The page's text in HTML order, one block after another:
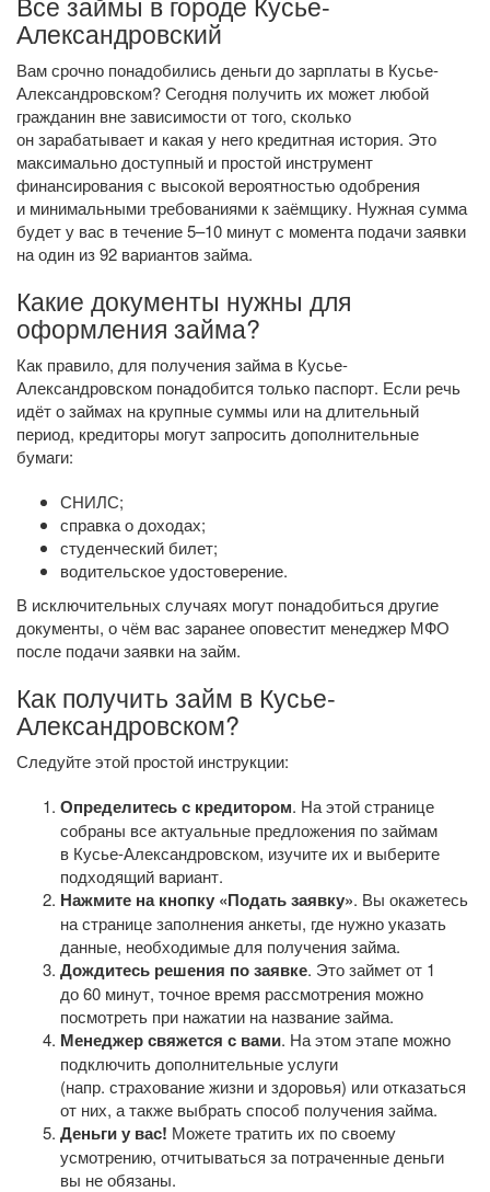
Александровский
Вам срочно понадобились деньги до зарплаты в Кусье-
Александровском? Сегодня получить их может любой
гражданин вне зависимости от того, сколько
он зарабатывает и какая у него кредитная история. Это
максимально доступный и простой инструмент
финансирования с высокой вероятностью одобрения
и минимальными требованиями к заёмщику. Нужная сумма
будет у вас в течение 5–10 минут с момента подачи заявки
на один из 92 вариантов займа.
Какие документы нужны для
оформления займа?
Как правило, для получения займа в Кусье-
Александровском понадобится только паспорт. Если речь
идёт о займах на крупные суммы или на длительный
период, кредиторы могут запросить дополнительные
бумаги:
СНИЛС;
справка о доходах;
студенческий билет;
водительское удостоверение.
В исключительных случаях могут понадобиться другие
документы, о чём вас заранее оповестит менеджер МФО
после подачи заявки на займ.
Как получить займ в Кусье-
Александровском?
Следуйте этой простой инструкции:
Определитесь с кредитором. На этой странице
собраны все актуальные предложения по займам
в Кусье-Александровском, изучите их и выберите
подходящий вариант.
Нажмите на кнопку «Подать заявку». Вы окажетесь
на странице заполнения анкеты, где нужно указать
данные, необходимые для получения займа.
Дождитесь решения по заявке. Это займет от 1
до 60 минут, точное время рассмотрения можно
посмотреть при нажатии на название займа.
Менеджер свяжется с вами. На этом этапе можно
подключить дополнительные услуги
(напр. страхование жизни и здоровья) или отказаться
от них, а также выбрать способ получения займа.
Деньги у вас! Можете тратить их по своему
усмотрению, отчитываться за потраченные деньги
вы не обязаны.